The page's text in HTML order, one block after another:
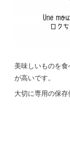
美味しいものを
が高いです。
大切に専用の保存